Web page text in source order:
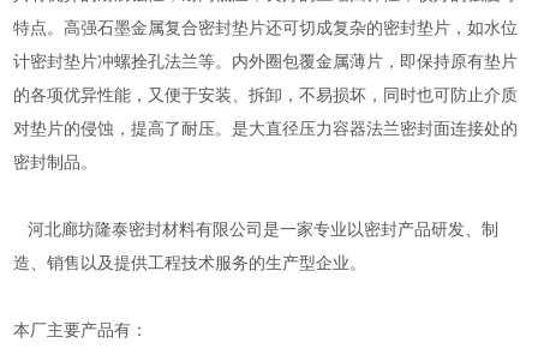
特点。高强石墨金属复合密封垫片还可切成复杂的密封垫片，如水位
计密封垫片冲螺拴孔法兰等。内外圈包覆金属薄片，即保持原有垫片
的各项优异性能，又便于安装、拆卸，不易损坏，同时也可防止介质
对垫片的侵蚀，提高了耐压。是大直径压力容器法兰密封面连接处的
密封制品。
河北廊坊隆泰密封材料有限公司是一家专业以密封产品研发、制
造、销售以及提供工程技术服务的生产型企业。
本厂主要产品有：